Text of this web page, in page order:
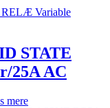
STATE
25A AC
mere